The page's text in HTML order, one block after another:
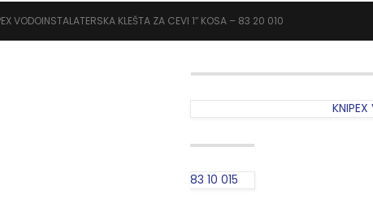
VODOINSTALATERSKA KLEŠTA ZA CEVI 1″ KOSA – 83 20 010
83 10 015